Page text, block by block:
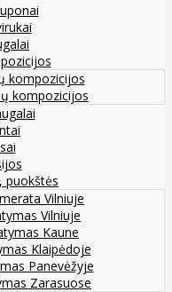
kompozicijos
kompozicijos
puokštės
Vilniuje
Vilniuje
Kaune
Klaipėdoje
Panevėžyje
Zarasuose